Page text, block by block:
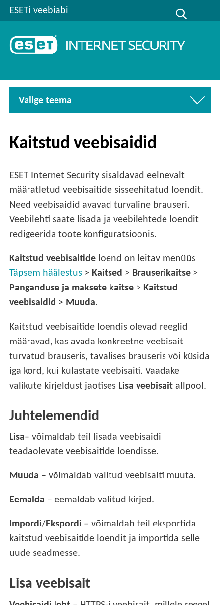
ESETi veebiabi
Valige teema
Kaitstud veebisaidid
ESET Internet Security sisaldavad eelnevalt
määratletud veebisaitide sisseehitatud loendit.
Need veebisaidid avavad turvaline brauseri.
Veebilehti saate lisada ja veebilehtede loendit
redigeerida toote konfiguratsioonis.
Kaitstud veebisaitide loend on leitav menüüs
Täpsem häälestus > Kaitsed > Brauserikaitse >
Panganduse ja maksete kaitse > Kaitstud
veebisaidid > Muuda.
Kaitstud veebisaitide loendis olevad reeglid
määravad, kas avada konkreetne veebisait
turvatud brauseris, tavalises brauseris või küsida
iga kord, kui külastate veebisaiti. Vaadake
valikute kirjeldust jaotises Lisa veebisait allpool.
Juhtelemendid
Lisa– võimaldab teil lisada veebisaidi
teadaolevate veebisaitide loendisse.
Muuda – võimaldab valitud veebisaiti muuta.
Eemalda – eemaldab valitud kirjed.
Impordi/Ekspordi – võimaldab teil eksportida
kaitstud veebisaitide loendit ja importida selle
uude seadmesse.
Lisa veebisait